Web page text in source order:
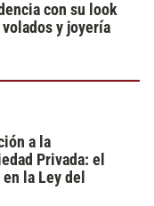
con su look
y joyería
a la
Privada: el
la Ley del